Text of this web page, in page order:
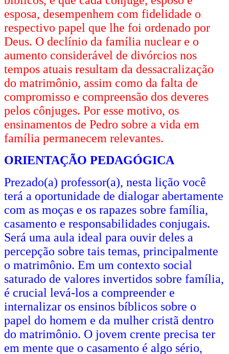
esposa, desempenhem com fidelidade o
respectivo papel que lhe foi ordenado por
Deus. O declínio da família nuclear e o
aumento considerável de divórcios nos
tempos atuais resultam da dessacralização
do matrimônio, assim como da falta de
compromisso e compreensão dos deveres
pelos cônjuges. Por esse motivo, os
ensinamentos de Pedro sobre a vida em
família permanecem relevantes.
ORIENTAÇÃO PEDAGÓGICA
Prezado(a) professor(a), nesta lição você
terá a oportunidade de dialogar abertamente
com as moças e os rapazes sobre família,
casamento e responsabilidades conjugais.
Será uma aula ideal para ouvir deles a
percepção sobre tais temas, principalmente
o matrimônio. Em um contexto social
saturado de valores invertidos sobre família,
é crucial levá-los a compreender e
internalizar os ensinos bíblicos sobre o
papel do homem e da mulher cristã dentro
do matrimônio. O jovem crente precisa ter
em mente que o casamento é algo sério,